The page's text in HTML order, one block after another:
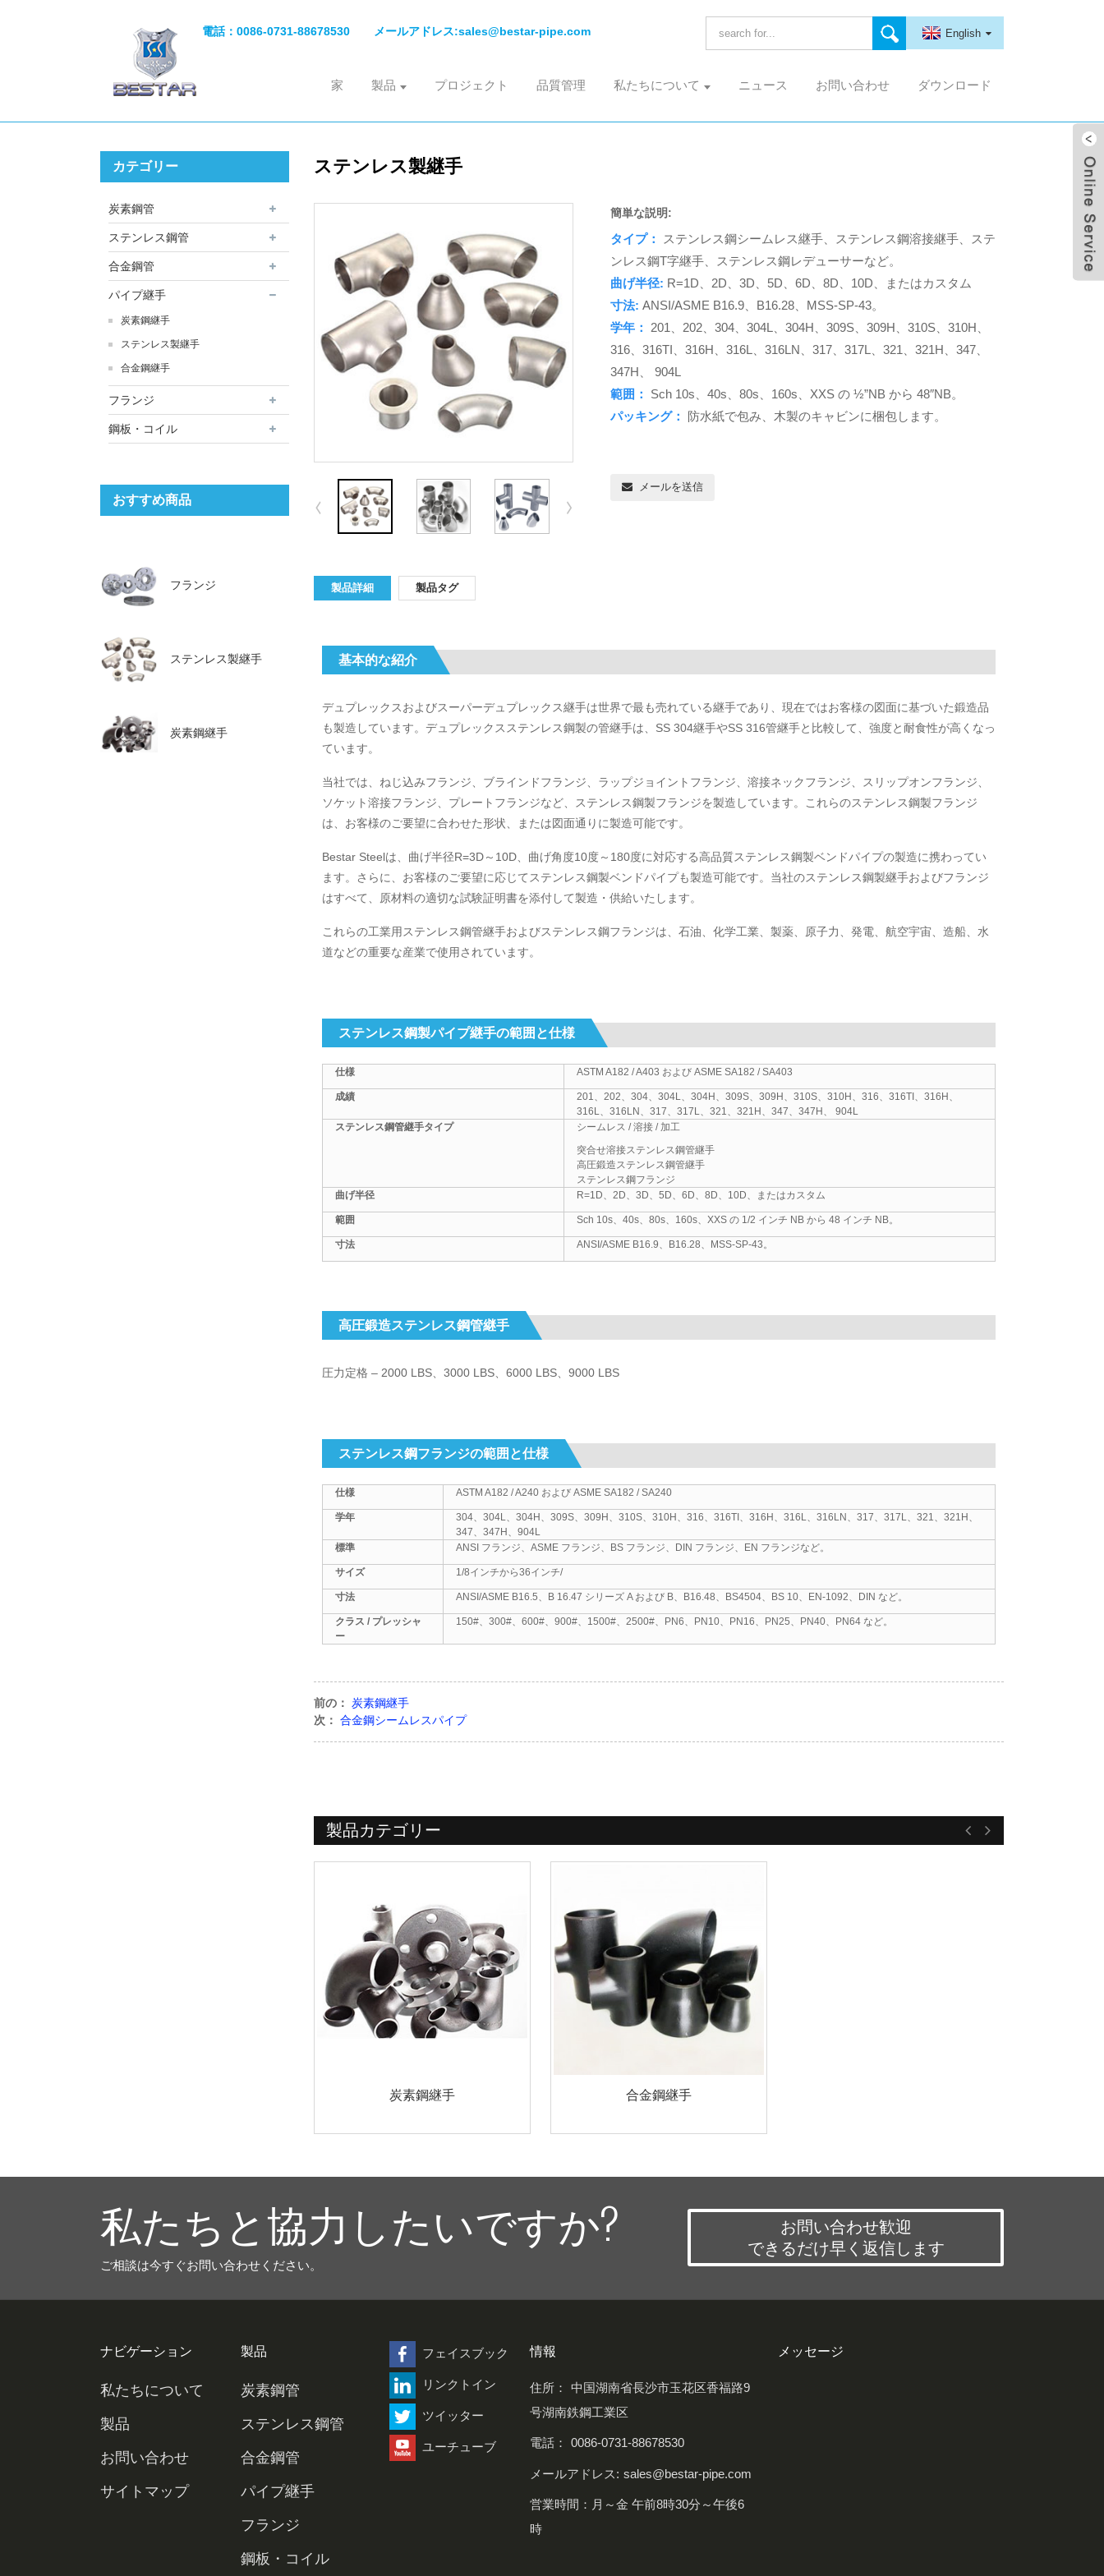
電話： 0086-0731-88678530 メールアドレス:sales@bestar-pipe.com English
家 製品 プロジェクト 品質管理 私たちについて ニュース お問い合わせ ダウンロード
カテゴリー
炭素鋼管
ステンレス鋼管
合金鋼管
パイプ継手
炭素鋼継手
ステンレス製継手
合金鋼継手
フランジ
鋼板・コイル
おすすめ商品
フランジ
ステンレス製継手
炭素鋼継手
ステンレス製継手
簡単な説明:
タイプ：
ステンレス鋼シームレス継手、ステンレス鋼溶接継手、ステ
ンレス鋼T字継手、ステンレス鋼レデューサーなど。
曲げ半径: R=1D、2D、3D、5D、6D、8D、10D、またはカスタム
寸法: ANSI/ASME B16.9、B16.28、MSS-SP-43。
学年：
201、202、304、304L、304H、309S、309H、310S、310H、
316、316TI、316H、316L、316LN、317、317L、321、321H、347、
347H、 904L
範囲：
Sch 10s、40s、80s、160s、XXS の ½”NB から 48″NB。
パッキング：
防水紙で包み、木製のキャビンに梱包します。
メールを送信
製品詳細 製品タグ
基本的な紹介
デュプレックスおよびスーパーデュプレックス継手は世界で最も売れている継手であり、現在ではお客様の図面に基づいた鍛造品
も製造しています。デュプレックスステンレス鋼製の管継手は、SS 304継手やSS 316管継手と比較して、強度と耐食性が高くなっ
ています。
当社では、ねじ込みフランジ、ブラインドフランジ、ラップジョイントフランジ、溶接ネックフランジ、スリップオンフランジ、
ソケット溶接フランジ、プレートフランジなど、ステンレス鋼製フランジを製造しています。これらのステンレス鋼製フランジ
は、お客様のご要望に合わせた形状、または図面通りに製造可能です。
Bestar Steelは、曲げ半径R=3D～10D、曲げ角度10度～180度に対応する高品質ステンレス鋼製ベンドパイプの製造に携わってい
ます。さらに、お客様のご要望に応じてステンレス鋼製ベンドパイプも製造可能です。当社のステンレス鋼製継手およびフランジ
はすべて、原材料の適切な試験証明書を添付して製造・供給いたします。
これらの工業用ステンレス鋼管継手およびステンレス鋼フランジは、石油、化学工業、製薬、原子力、発電、航空宇宙、造船、水
道などの重要な産業で使用されています。
ステンレス鋼製パイプ継手の範囲と仕様
仕様 ASTM A182 / A403 および ASME SA182 / SA403
成績
201、202、304、304L、304H、309S、309H、310S、310H、316、316TI、316H、
316L、316LN、317、317L、321、321H、347、347H、 904L
ステンレス鋼管継手タイプ
シームレス / 溶接 / 加工
突合せ溶接ステンレス鋼管継手
高圧鍛造ステンレス鋼管継手
ステンレス鋼フランジ
曲げ半径
R=1D、2D、3D、5D、6D、8D、10D、またはカスタム
範囲 Sch 10s、40s、80s、160s、XXS の 1/2 インチ NB から 48 インチ NB。
寸法 ANSI/ASME B16.9、B16.28、MSS-SP-43。
高圧鍛造ステンレス鋼管継手
圧力定格 – 2000 LBS、3000 LBS、6000 LBS、9000 LBS
ステンレス鋼フランジの範囲と仕様
仕様 ASTM A182 / A240 および ASME SA182 / SA240
学年
304、304L、304H、309S、309H、310S、310H、316、316TI、316H、316L、316LN、317、317L、321、321H、
347、347H、904L
標準
ANSI フランジ、ASME フランジ、BS フランジ、DIN フランジ、EN フランジなど。
サイズ 1/8インチから36インチ/
寸法 ANSI/ASME B16.5、B 16.47 シリーズ A および B、B16.48、BS4504、BS 10、EN-1092、DIN など。
クラス / プレッシャ
ー
150#、300#、600#、900#、1500#、2500#、PN6、PN10、PN16、PN25、PN40、PN64 など。
前の：
炭素鋼継手
次： 合金鋼シームレスパイプ
製品カテゴリー
炭素鋼継手 合金鋼継手
私たちと協力したいですか?
ご相談は今すぐお問い合わせください。
お問い合わせ歓迎
できるだけ早く返信します
ナビゲーション
私たちについて
製品
お問い合わせ
サイトマップ
製品
炭素鋼管
炭素鋼シームレス
パイプ
炭素鋼溶接管
炭素鋼LSAWパイ
炭素鋼ERWパイプ
炭素鋼SSAWパイ
OCTGケーシング
とチューブパイプ
ステンレス鋼管
304パイプ
316パイプ
ステンレス鋼シー
ムレスパイプ
ステンレス鋼溶接
合金鋼管
合金鋼シームレス
パイプ
合金鋼溶接管
パイプ継手
炭素鋼継手
ステンレス製継手
フランジ
フランジ
鋼板・コイル
フェイスブック
リンクトイン
ツイッター
ユーチューブ
情報
住所：
中国湖南省長沙市玉花区香福路9
号湖南鉄鋼工業区
電話： 0086-0731-88678530
メールアドレス: sales@bestar-pipe.com
営業時間：月～金 午前8時30分～午後6
時
メッセージ